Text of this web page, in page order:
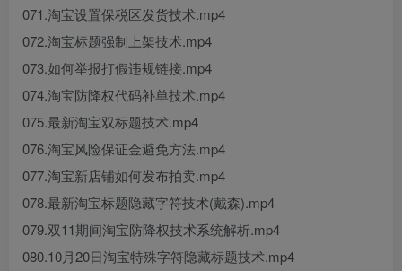
071.淘宝设置保税区发货技术.mp4
072.淘宝标题强制上架技术.mp4
073.如何举报打假违规链接.mp4
074.淘宝防降权代码补单技术.mp4
075.最新淘宝双标题技术.mp4
076.淘宝风险保证金避免方法.mp4
077.淘宝新店铺如何发布拍卖.mp4
078.最新淘宝标题隐藏字符技术(戴森).mp4
079.双11期间淘宝防降权技术系统解析.mp4
080.10月20日淘宝特殊字符隐藏标题技术.mp4